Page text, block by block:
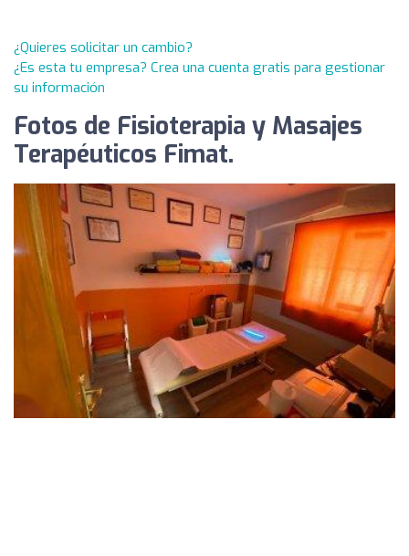
¿Quieres solicitar un cambio?
¿Es esta tu empresa? Crea una cuenta gratis para gestionar
su información
Fotos de Fisioterapia y Masajes
Terapéuticos Fimat.